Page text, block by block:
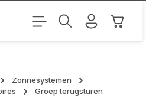
Zonnesystemen
Groep terugsturen